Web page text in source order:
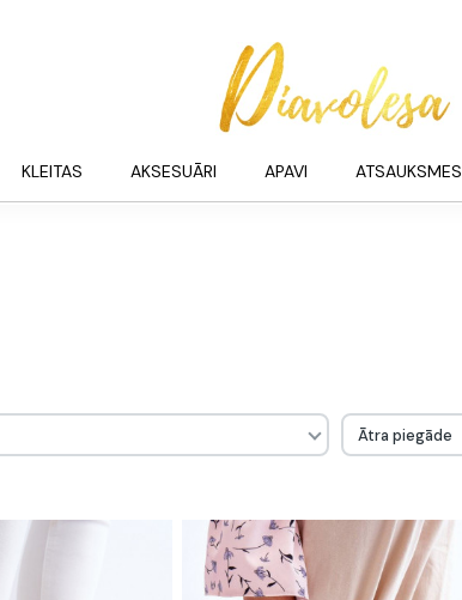
KLEITAS AKSESUĀRI APAVI ATSAUKSMES
Ātra piegāde